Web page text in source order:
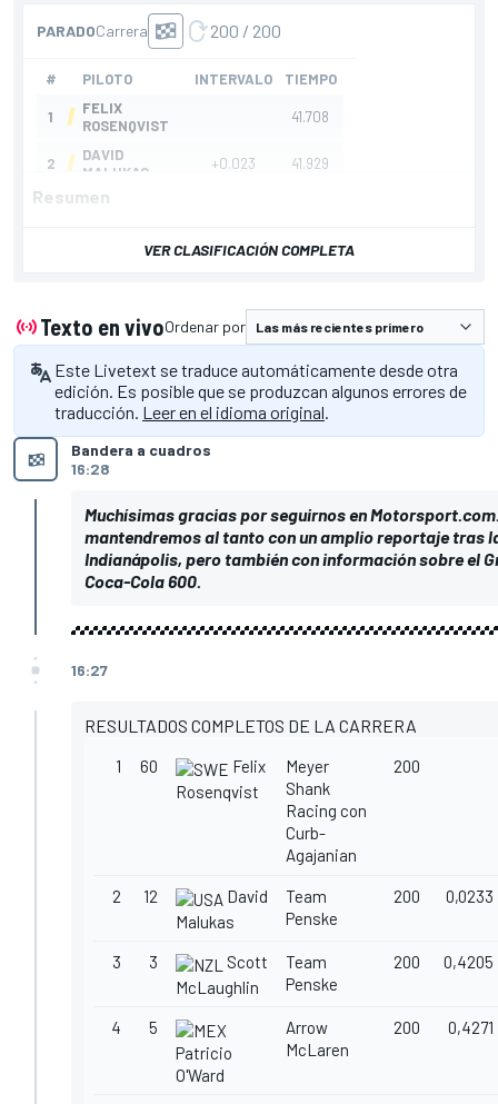
Resumen
VER CLASIFICACIÓN COMPLETA
Texto en vivoOrdenar por
Este Livetext se traduce automáticamente desde otra
edición. Es posible que se produzcan algunos errores de
traducción. Leer en el idioma original.
Bandera a cuadros
16:28
Muchísimas gracias por seguirnos en
mantendremos al tanto con un amplio reportaje tras
Indianápolis, pero también con información sobre el
Coca-Cola 600.
16:27
RESULTADOS COMPLETOS DE LA CARRERA
1 60
Felix
Rosenqvist
Meyer
Shank
Racing con
Curb-
Agajanian
200
2 12
David
Malukas
Team
Penske
200 0,0233
3 3
Scott
McLaughlin
Team
Penske
200 0,4205
4
5
Patricio
O'Ward
Arrow
McLaren
200 0,4271